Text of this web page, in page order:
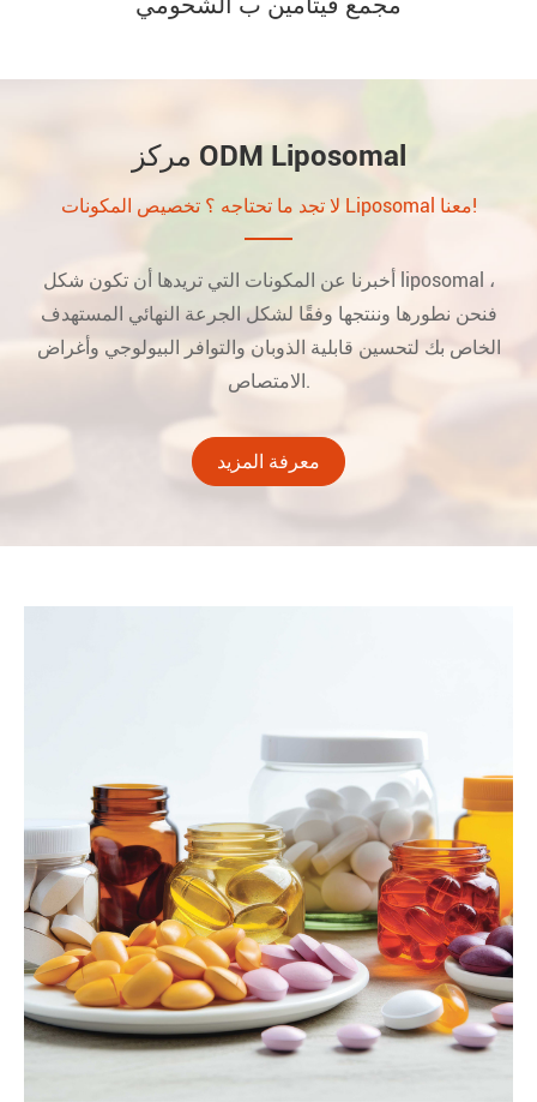
مركز ODM Liposomal
لا تجد ما تحتاجه ؟ تخصيص المكونات Liposomal معنا!
أخبرنا عن المكونات التي تريدها أن تكون شكل liposomal ،
فنحن نطورها وننتجها وفقًا لشكل الجرعة النهائي المستهدف
الخاص بك لتحسين قابلية الذوبان والتوافر البيولوجي وأغراض
الامتصاص.
معرفة المزيد